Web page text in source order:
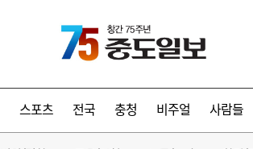
스포츠 전국 충청 비주얼 사람들